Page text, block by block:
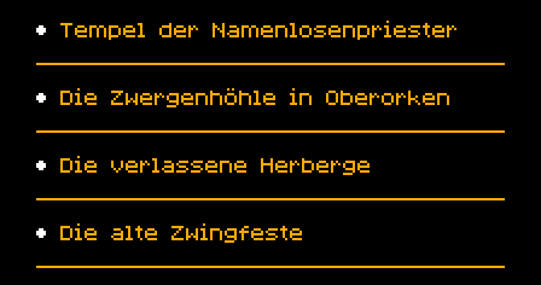
• Tempel der Namenlosenpriester
• Die Zwergenhöhle in Oberorken
• Die verlassene Herberge
• Die alte Zwingfeste